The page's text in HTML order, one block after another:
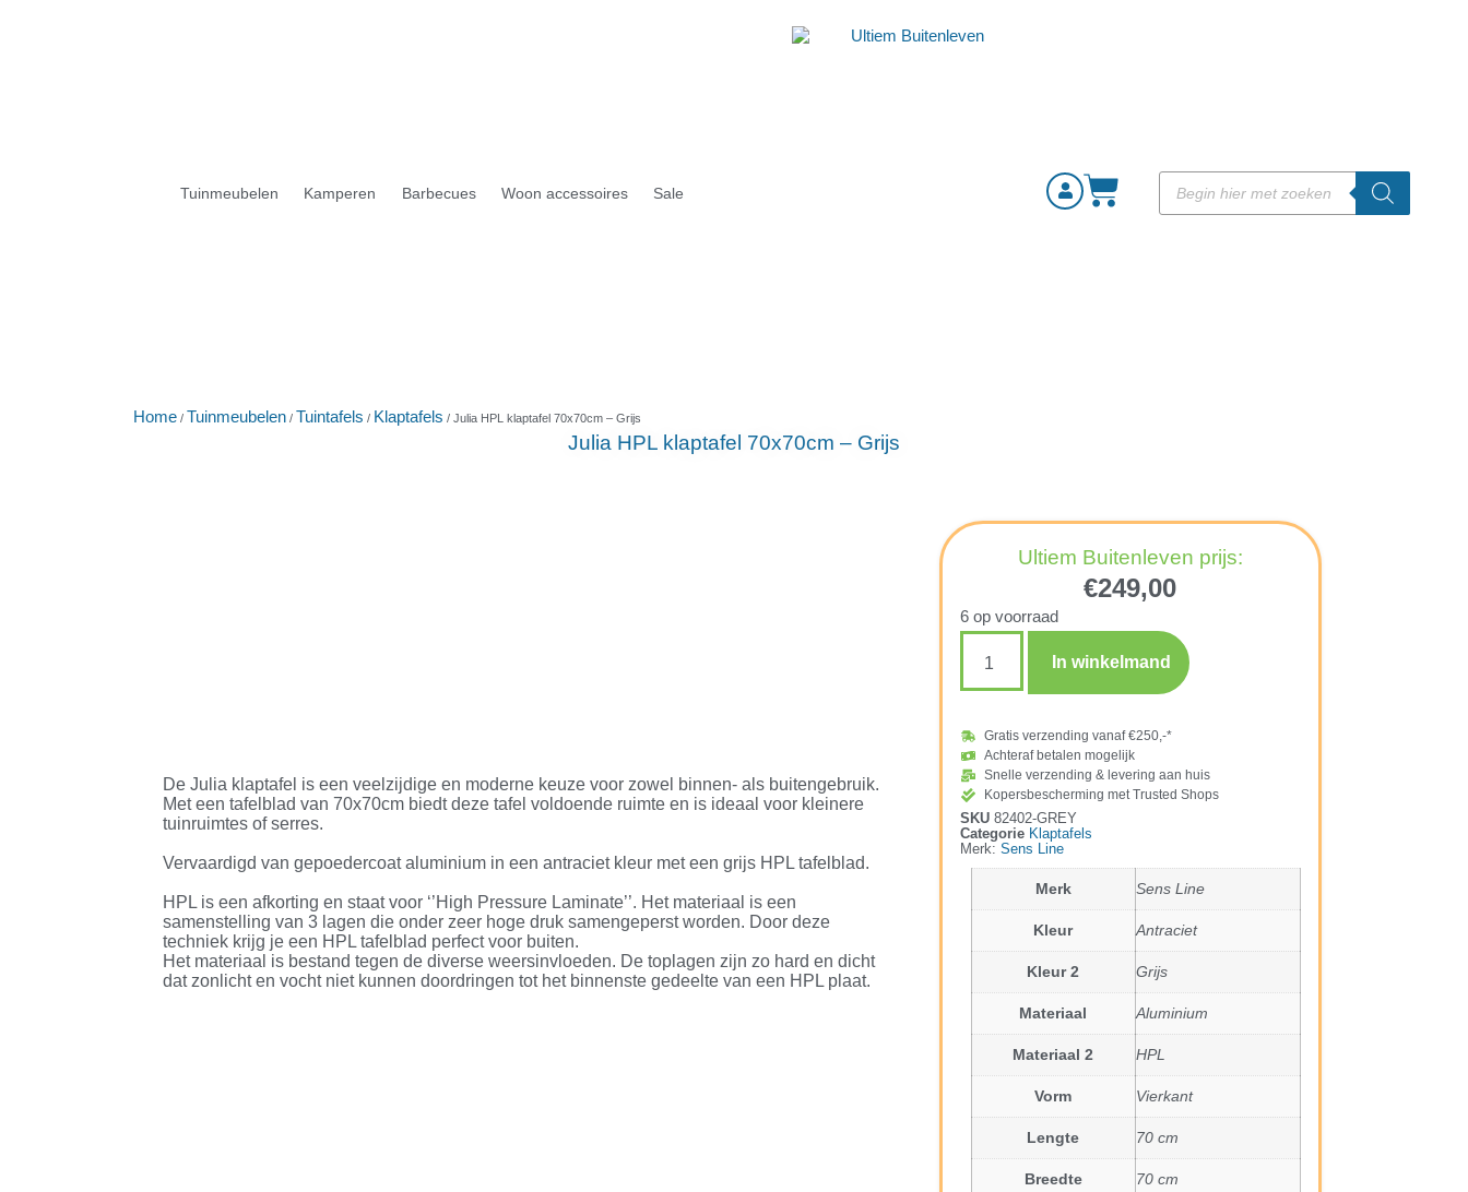
Tuinmeubelen Kamperen Barbecues Woon accessoires Sale
Home / Tuinmeubelen / Tuintafels / Klaptafels / Julia HPL klaptafel 70x70cm – Grijs
Julia HPL klaptafel 70x70cm – Grijs
De Julia klaptafel is een veelzijdige en moderne keuze voor zowel binnen- als buitengebruik.
Met een tafelblad van 70x70cm biedt deze tafel voldoende ruimte en is ideaal voor kleinere
tuinruimtes of serres.
Vervaardigd van gepoedercoat aluminium in een antraciet kleur met een grijs HPL tafelblad.
HPL is een afkorting en staat voor ‘’High Pressure Laminate’’. Het materiaal is een
samenstelling van 3 lagen die onder zeer hoge druk samengeperst worden. Door deze
techniek krijg je een HPL tafelblad perfect voor buiten.
Het materiaal is bestand tegen de diverse weersinvloeden. De toplagen zijn zo hard en dicht
dat zonlicht en vocht niet kunnen doordringen tot het binnenste gedeelte van een HPL plaat.
Ultiem Buitenleven prijs:
€249,00
6 op voorraad
In winkelmand
Gratis verzending vanaf €250,-*
Achteraf betalen mogelijk
Snelle verzending & levering aan huis
Kopersbescherming met Trusted Shops
SKU 82402-GREY
Categorie Klaptafels
Merk: Sens Line
Merk Sens Line
Kleur Antraciet
Kleur 2 Grijs
Materiaal Aluminium
Materiaal 2 HPL
Vorm Vierkant
Lengte 70 cm
Breedte 70 cm